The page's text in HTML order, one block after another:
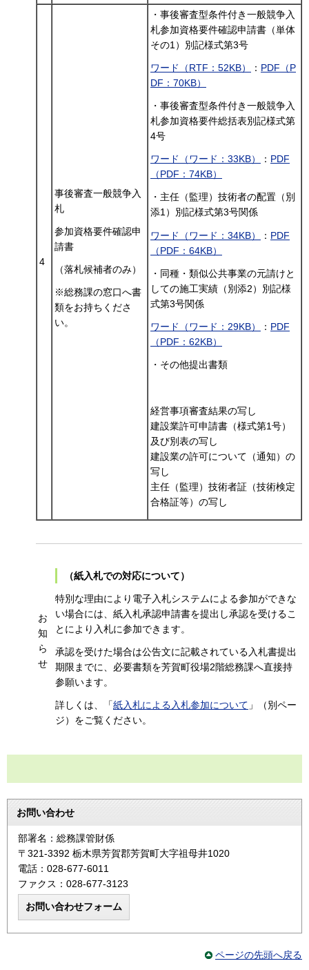
4
事後審査一般競争入
札
参加資格要件確認申
請書
（落札候補者のみ）
※総務課の窓口へ書
類をお持ちくださ
い。
・事後審査型条件付き一般競争入
札参加資格要件確認申請書（単体
その1）別記様式第3号
ワード（RTF：52KB） ： PDF（P
DF：70KB）
・事後審査型条件付き一般競争入
札参加資格要件総括表別記様式第
4号
ワード（ワード：33KB） ： PDF
（PDF：74KB）
・主任（監理）技術者の配置（別
添1）別記様式第3号関係
ワード（ワード：34KB） ： PDF
（PDF：64KB）
・同種・類似公共事業の元請けと
しての施工実績（別添2）別記様
式第3号関係
ワード（ワード：29KB） ： PDF
（PDF：62KB）
・その他提出書類
経営事項審査結果の写し
建設業許可申請書（様式第1号）
及び別表の写し
建設業の許可について（通知）の
写し
主任（監理）技術者証（技術検定
合格証等）の写し
お
知
ら
せ
（紙入札での対応について）
特別な理由により電子入札システムによる参加ができな
い場合には、紙入札承認申請書を提出し承認を受けるこ
とにより入札に参加できます。
承認を受けた場合は公告文に記載されている入札書提出
期限までに、必要書類を芳賀町役場2階総務課へ直接持
参願います。
詳しくは、「紙入札による入札参加について 」（別ペー
ジ）をご覧ください。
お問い合わせ
部署名：総務課管財係
〒321-3392 栃木県芳賀郡芳賀町大字祖母井1020
電話：028-677-6011
ファクス：028-677-3123
ページの先頭へ戻る